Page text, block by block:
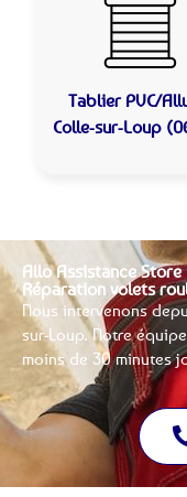
Tablier PVC/
Colle-sur-Loup
Allo Assistance Store
Réparation volets
Nous intervenons
sur-Loup. Notre
moins de 30 minutes